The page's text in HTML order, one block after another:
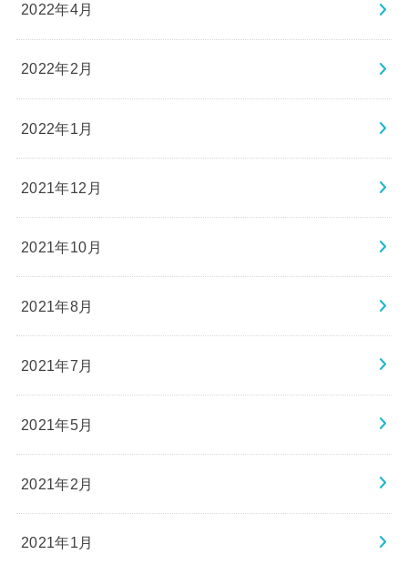
2022年4月
2022年2月
2022年1月
2021年12月
2021年10月
2021年8月
2021年7月
2021年5月
2021年2月
2021年1月